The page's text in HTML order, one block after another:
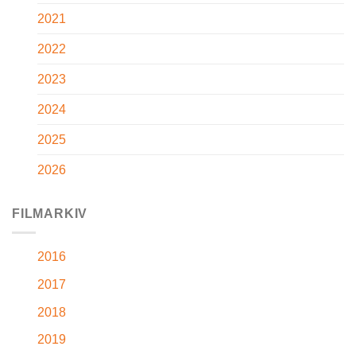
2021
2022
2023
2024
2025
2026
FILMARKIV
2016
2017
2018
2019